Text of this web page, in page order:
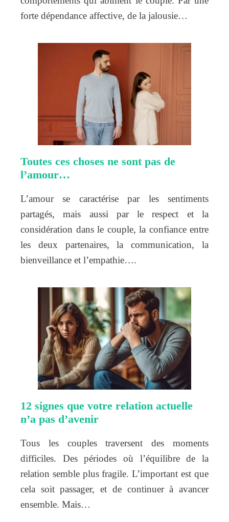
forte dépendance affective, de la jalousie…
Toutes ces choses ne sont pas de
l’amour…
L’amour se caractérise par les sentiments
partagés, mais aussi par le respect et la
considération dans le couple, la confiance entre
les deux partenaires, la communication, la
bienveillance et l’empathie….
12 signes que votre relation actuelle
n’a pas d’avenir
Tous les couples traversent des moments
difficiles. Des périodes où l’équilibre de la
relation semble plus fragile. L’important est que
cela soit passager, et de continuer à avancer
ensemble. Mais…